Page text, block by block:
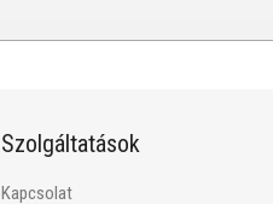
Szolgáltatások
Kapcsolat